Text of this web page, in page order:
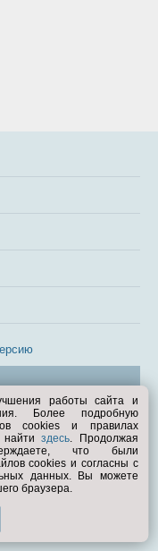
работы сайта и
Более подробную
cookies и правилах
найтиздесь. Продолжая
что были
cookies и согласны с
данных. Вы можете
браузера.